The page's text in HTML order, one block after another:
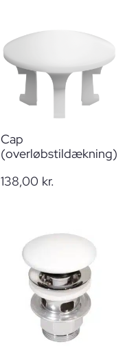
Cap
(overløbstildækning)
138,00 kr.